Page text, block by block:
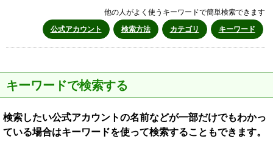
他の人がよく使うキーワードで簡単検索できます
公式アカウント
検索方法 カテゴリ キーワード
キーワードで検索する
検索したい公式アカウントの名前などが一部だけでもわかっ
ている場合はキーワードを使って検索することもできます。